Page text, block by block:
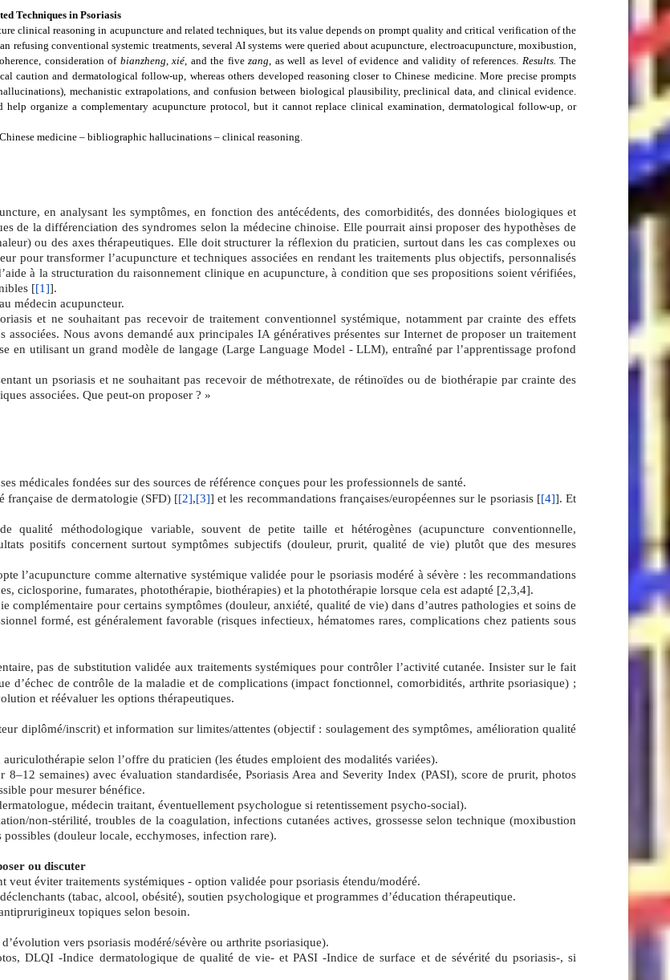
Techniques in Psoriasis
clinical reasoning in acupuncture and related techniques, but its value depends on prompt quality and critical verification of the
refusing conventional systemic treatments, several AI systems were queried about acupuncture, electroacupuncture, moxibustion,
consideration of bianzheng ,xié , and the fivezang , as well as level of evidence and validity of references. Results. The
caution and dermatological follow-up, whereas others developed reasoning closer to Chinese medicine. More precise prompts
mechanistic extrapolations, and confusion between biological plausibility, preclinical data, and clinical evidence.
help organize a complementary acupuncture protocol, but it cannot replace clinical examination, dermatological follow-up, or
medicine – bibliographic hallucinations – clinical reasoning.
en analysant les symptômes, en fonction des antécédents, des comorbidités, des données biologiques et
de la différenciation des syndromes selon la médecine chinoise. Elle pourrait ainsi proposer des hypothèses de
ou des axes thérapeutiques. Elle doit structurer la réflexion du praticien, surtout dans les cas complexes ou
pour transformer l’acupuncture et techniques associées en rendant les traitements plus objectifs, personnalisés
à la structuration du raisonnement clinique en acupuncture, à condition que ses propositions soient vérifiées,
[[1]].
médecin acupuncteur.
et ne souhaitant pas recevoir de traitement conventionnel systémique, notamment par crainte des effets
associées. Nous avons demandé aux principales IA génératives présentes sur Internet de proposer un traitement
en utilisant un grand modèle de langage (Large Language Model - LLM), entraîné par l’apprentissage profond
un psoriasis et ne souhaitant pas recevoir de méthotrexate, de rétinoïdes ou de biothérapie par crainte des
associées. Que peut-on proposer ? »
médicales fondées sur des sources de référence conçues pour les professionnels de santé.
française de dermatologie (SFD) [[2],[3]] et les recommandations françaises/européennes sur le psoriasis [[4]]. Et
qualité méthodologique variable, souvent de petite taille et hétérogènes (acupuncture conventionnelle,
positifs concernent surtout symptômes subjectifs (douleur, prurit, qualité de vie) plutôt que des mesures
l’acupuncture comme alternative systémique validée pour le psoriasis modéré à sévère : les recommandations
ciclosporine, fumarates, photothérapie, biothérapies) et la photothérapie lorsque cela est adapté [2,3,4].
complémentaire pour certains symptômes (douleur, anxiété, qualité de vie) dans d’autres pathologies et soins de
formé, est généralement favorable (risques infectieux, hématomes rares, complications chez patients sous
pas de substitution validée aux traitements systémiques pour contrôler l’activité cutanée. Insister sur le fait
d’échec de contrôle de la maladie et de complications (impact fonctionnel, comorbidités, arthrite psoriasique) ;
et réévaluer les options thérapeutiques.
diplômé/inscrit) et information sur limites/attentes (objectif : soulagement des symptômes, amélioration qualité
selon l’offre du praticien (les études emploient des modalités variées).
8–12 semaines) avec évaluation standardisée, Psoriasis Area and Severity Index (PASI), score de prurit, photos
pour mesurer bénéfice.
médecin traitant, éventuellement psychologue si retentissement psycho‑social).
non‑stérilité, troubles de la coagulation, infections cutanées actives, grossesse selon technique (moxibustion
(douleur locale, ecchymoses, infection rare).
ou discuter
éviter traitements systémiques - option validée pour psoriasis étendu/modéré.
(tabac, alcool, obésité), soutien psychologique et programmes d’éducation thérapeutique.
topiques selon besoin.
vers psoriasis modéré/sévère ou arthrite psoriasique).
DLQI -Indice dermatologique de qualité de vie- et PASI -Indice de surface et de sévérité du psoriasis-, si